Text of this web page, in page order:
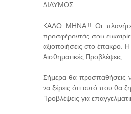
ΔΙΔΥΜΟΣ
ΚΑΛΟ ΜΗΝΑ!!! Οι
προσφέροντάς σου
αξιοποιήσεις στο έπακρο.
Αισθηματικές Προβλέψεις
Σήμερα θα προσπαθήσεις
να ξέρεις ότι αυτό που θα
Προβλέψεις για